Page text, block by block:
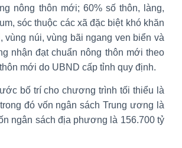
nông thôn mới; 60% số thôn, làng,
sóc thuộc các xã đặc biệt khó khăn
vùng núi, vùng bãi ngang ven biển và
nhận đạt chuẩn nông thôn mới theo
mới do UBND cấp tỉnh quy định.
bố trí cho chương trình tối thiểu là
đó vốn ngân sách Trung ương là
ngân sách địa phương là 156.700 tỷ